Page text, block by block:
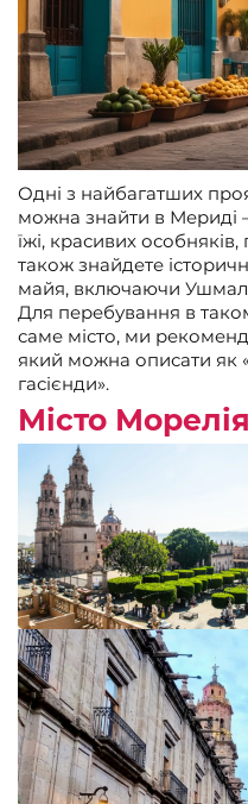
Одні з найбагатших
можна знайти в Мериді
їжі, красивих
також знайдете
майя, включаючи
Для перебування в
саме місто, ми
який можна описати як
гасієнди».
Місто